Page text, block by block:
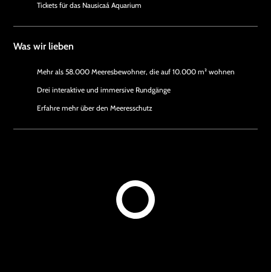
Tickets für das Nausicaá Aquarium
Was wir lieben
Mehr als 58.000 Meeresbewohner, die auf 10.000 m² wohnen
Drei interaktive und immersive Rundgänge
Erfahre mehr über den Meeresschutz